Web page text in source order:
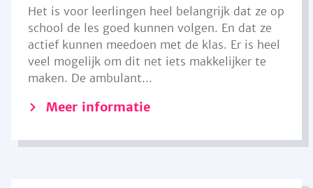
Het is voor leerlingen heel belangrijk dat ze op
school de les goed kunnen volgen. En dat ze
actief kunnen meedoen met de klas. Er is heel
veel mogelijk om dit net iets makkelijker te
maken. De ambulant...
Meer informatie